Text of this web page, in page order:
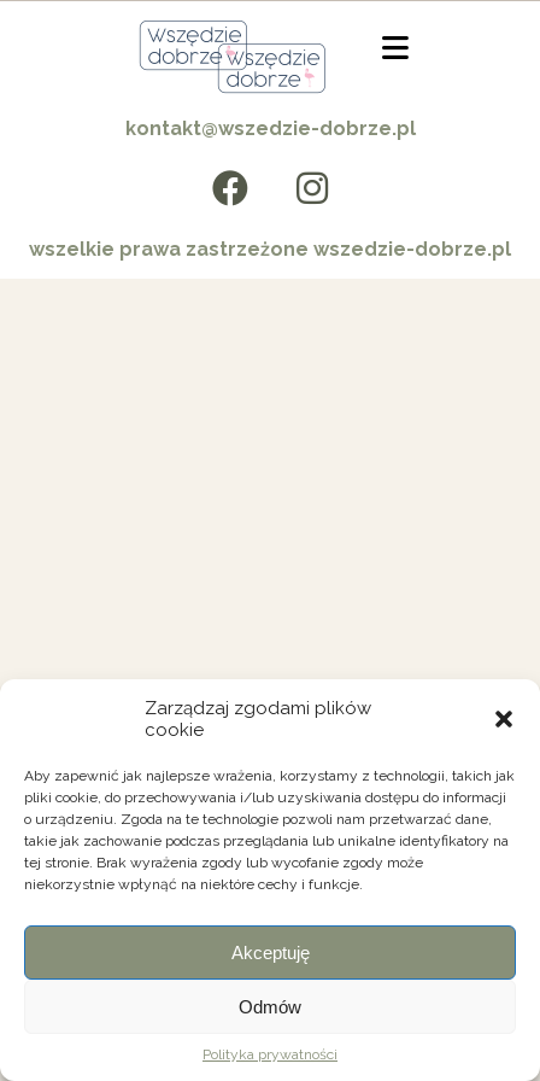
Zarządzaj zgodami plików
cookie
Aby zapewnić jak najlepsze wrażenia, korzystamy z technologii, takich jak
pliki cookie, do przechowywania i/lub uzyskiwania dostępu do informacji
o urządzeniu. Zgoda na te technologie pozwoli nam przetwarzać dane,
takie jak zachowanie podczas przeglądania lub unikalne identyfikatory na
tej stronie. Brak wyrażenia zgody lub wycofanie zgody może
niekorzystnie wpłynąć na niektóre cechy i funkcje.
Akceptuję
Odmów
Polityka prywatności
kontakt@wszedzie-dobrze.pl
wszelkie prawa zastrzeżone wszedzie-dobrze.pl